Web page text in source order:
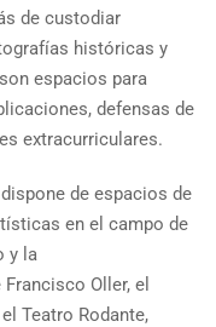
de custodiar
históricas y
espacios para
defensas de
extracurriculares.
de espacios de
en el campo de
y la
Oller, el
Teatro Rodante,